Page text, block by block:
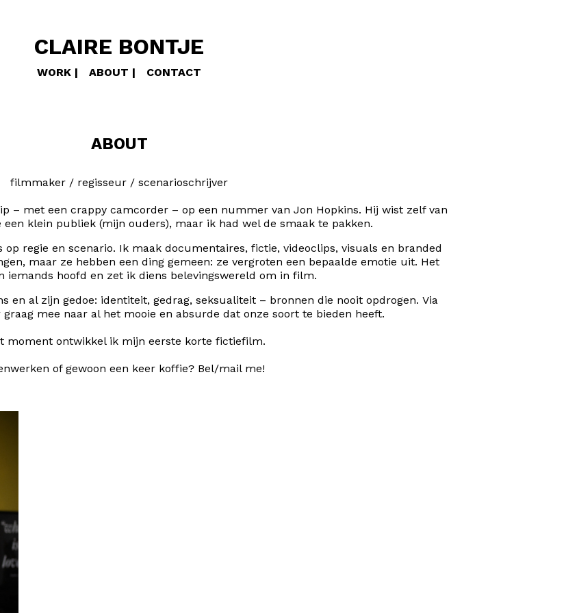
CLAIRE BONTJE
WORK ABOUT CONTACT
ABOUT
filmmaker / regisseur / scenarioschrijver
– met een crappy camcorder – op een nummer van Jon Hopkins. Hij wist zelf van
een klein publiek (mijn ouders), maar ik had wel de smaak te pakken.
regie en scenario. Ik maak documentaires, fictie, videoclips, visuals en branded
maar ze hebben een ding gemeen: ze vergroten een bepaalde emotie uit. Het
iemands hoofd en zet ik diens belevingswereld om in film.
en al zijn gedoe: identiteit, gedrag, seksualiteit – bronnen die nooit opdrogen. Via
mee naar al het mooie en absurde dat onze soort te bieden heeft.
moment ontwikkel ik mijn eerste korte fictiefilm.
of gewoon een keer koffie? Bel/mail me!